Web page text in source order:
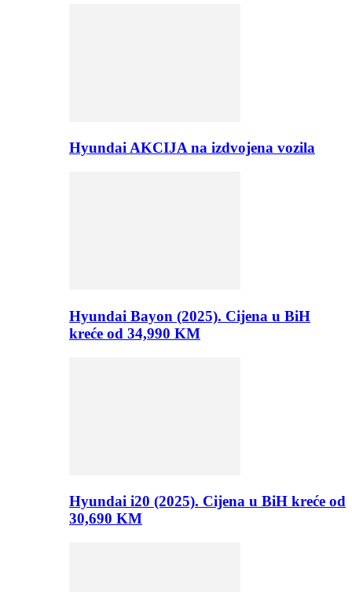
Hyundai AKCIJA na izdvojena vozila
Hyundai Bayon (2025). Cijena u BiH
kreće od 34,990 KM
Hyundai i20 (2025). Cijena u BiH kreće od
30,690 KM